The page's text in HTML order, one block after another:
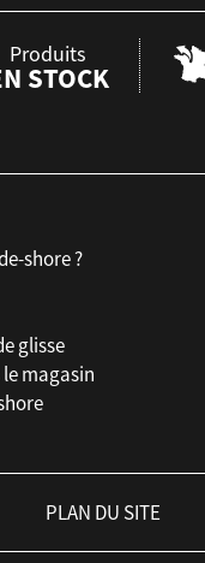
Produits
STOCK
shore ?
glisse
magasin
PLAN DU SITE